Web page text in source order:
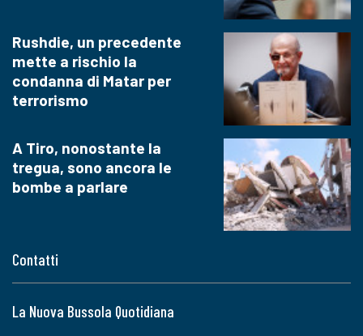
Contatti
La Nuova Bussola Quotidiana
Rushdie, un precedente
mette a rischio la
condanna di Matar per
terrorismo
A Tiro, nonostante la
tregua, sono ancora le
bombe a parlare